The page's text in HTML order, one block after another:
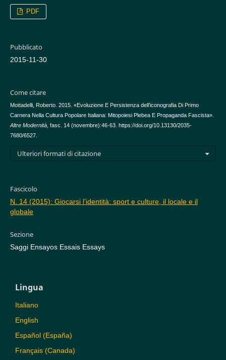
PDF
Pubblicato
2015-11-30
Come citare
Mottadelli, Roberto. 2015. «Evoluzione E Persistenza dell’iconografia Di Primo
Carnera Nella Cultura Popolare Italiana: Mitopoiesi Plebea E Propaganda Fascista».
Altre Modernità, fasc. 14 (novembre):46-63. https://doi.org/10.13130/2035-
7680/6527.
Ulteriori formati di citazione
Fascicolo
N. 14 (2015): Giocarsi l’identità: sport e culture, il locale e il
globale
Sezione
Saggi Ensayos Essais Essays
Lingua
Italiano
English
Español (España)
Français (Canada)